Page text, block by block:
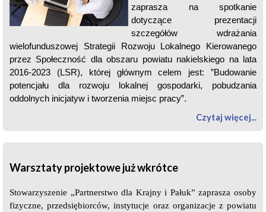
zaprasza na spotkanie
dotyczące prezentacji
szczegółów wdrażania
wielofunduszowej Strategii Rozwoju Lokalnego Kierowanego
przez Społeczność dla obszaru powiatu nakielskiego na lata
2016-2023 (LSR), której głównym celem jest: ”Budowanie
potencjału dla rozwoju lokalnej gospodarki, pobudzania
oddolnych inicjatyw i tworzenia miejsc pracy”.
Czytaj więcej...
Warsztaty projektowe już wkrótce
Stowarzyszenie „Partnerstwo dla Krajny i Pałuk” zaprasza osoby
fizyczne, przedsiębiorców, instytucje oraz organizacje z powiatu